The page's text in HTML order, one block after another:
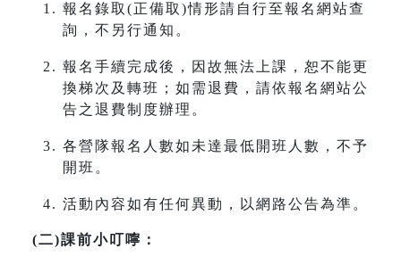
報名錄取(正備取)情形請自行至報名網站查
詢，不另行通知。
報名手續完成後，因故無法上課，恕不能更
換梯次及轉班；如需退費，請依報名網站公
告之退費制度辦理。
各營隊報名人數如未達最低開班人數，不予
開班。
活動內容如有任何異動，以網路公告為準。
(二)課前小叮嚀：